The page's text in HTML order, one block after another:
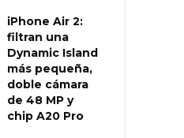
iPhone Air 2:
filtran una
Dynamic Island
más pequeña,
doble cámara
de 48 MP y
chip A20 Pro